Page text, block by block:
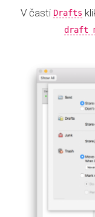
V časti Drafts
draft